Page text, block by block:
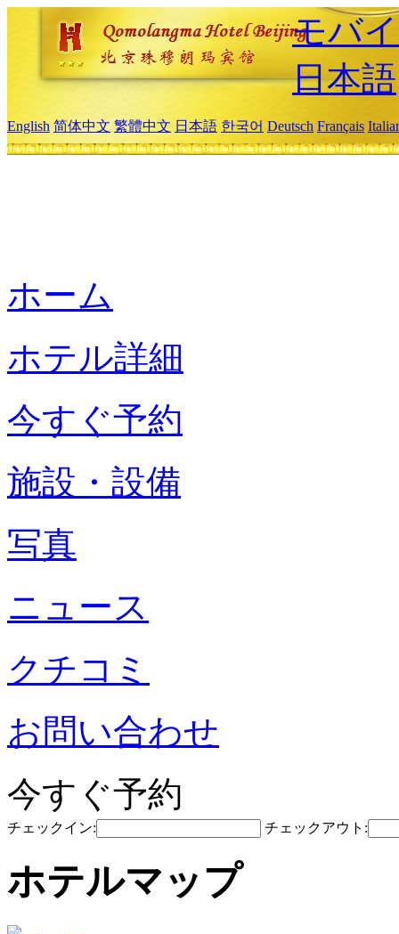
モバ
日本語
English 简体中文 繁體中文 日本語 한국어 Deutsch Français
ホーム
ホテル詳細
今すぐ予約
施設・設備
写真
ニュース
クチコミ
お問い合わせ
今すぐ予約
チェックイン: チェックアウト:
ホテルマップ